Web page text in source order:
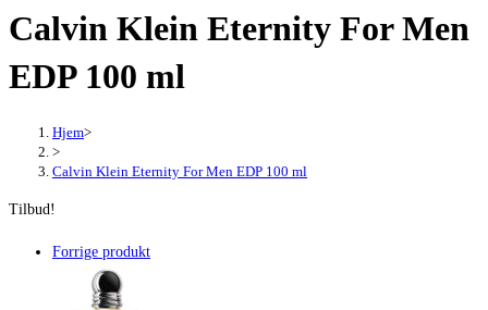
780,00 kr..585,00 kr..
Calvin Klein Eternity For Men
EDP 100 ml
Hjem>
>
Calvin Klein Eternity For Men EDP 100 ml
Tilbud!
Forrige produkt